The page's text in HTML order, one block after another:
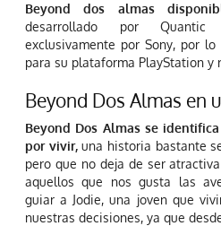
Beyond dos almas
desarrollado por
exclusivamente por Sony, por
para su plataforma PlayStation y
Beyond Dos Almas en
Beyond Dos Almas se
por vivir,una historia bastante
pero que no deja de ser
aquellos que nos gusta las
guiar a Jodie, una joven que
nuestras decisiones, ya que